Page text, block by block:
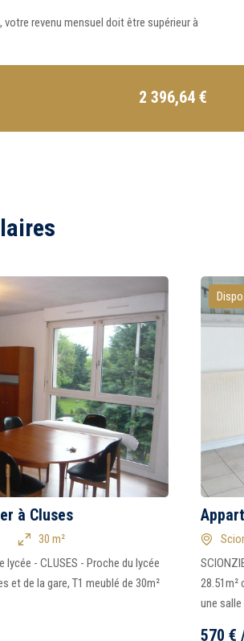
revenu mensuel doit être supérieur à
2 396,64 €
à Cluses
30 m²
lycée - CLUSES - Proche du lycée
et de la gare, T1 meublé de 30m²
28.51m²
une salle
570 €